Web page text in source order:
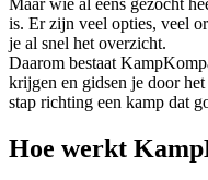
is. Er zijn veel opties, veel
je al snel het overzicht.
Daarom bestaat
krijgen en gidsen je door
stap richting een kamp dat
Hoe werkt